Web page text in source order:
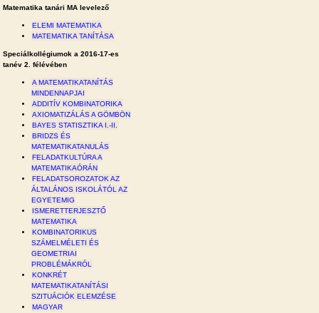
Matematika tanári MA levelező
ELEMI MATEMATIKA
MATEMATIKA TANÍTÁSA
Speciálkollégiumok a 2016-17-es
tanév 2. félévében
A MATEMATIKATANÍTÁS
MINDENNAPJAI
ADDITÍV KOMBINATORIKA
AXIOMATIZÁLÁS A GÖMBÖN
BAYES STATISZTIKA I.-II.
BRIDZS ÉS
MATEMATIKATANULÁS
FELADATKULTÚRA A
MATEMATIKAÓRÁN
FELADATSOROZATOK AZ
ÁLTALÁNOS ISKOLÁTÓL AZ
EGYETEMIG
ISMERETTERJESZTŐ
MATEMATIKA
KOMBINATORIKUS
SZÁMELMÉLETI ÉS
GEOMETRIAI
PROBLÉMÁKRÓL
KONKRÉT
MATEMATIKATANÍTÁSI
SZITUÁCIÓK ELEMZÉSE
MAGYAR